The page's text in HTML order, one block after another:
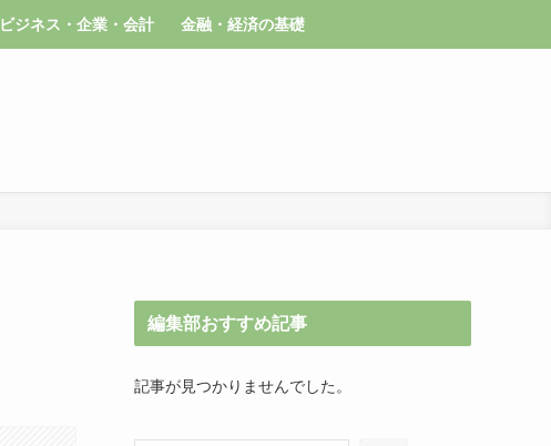
ビジネス・企業・会計 金融・経済の基礎
編集部おすすめ記事
記事が見つかりませんでした。